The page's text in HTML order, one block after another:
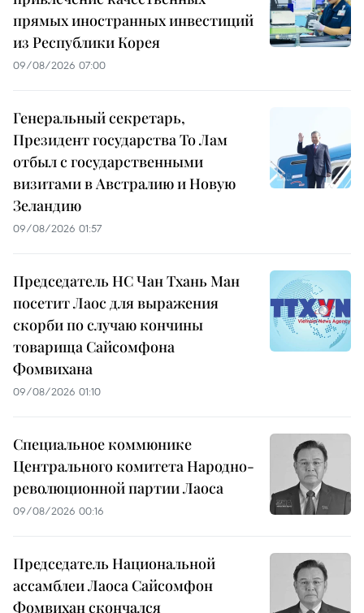
прямых иностранных инвестиций
из Республики Корея
09/08/2026 07:00
Генеральный секретарь,
Президент государства То Лам
отбыл с государственными
визитами в Австралию и Новую
Зеландию
09/08/2026 01:57
Председатель НС Чан Тхань Ман
посетит Лаос для выражения
скорби по случаю кончины
товарища Сайсомфона
Фомвихана
09/08/2026 01:10
Специальное коммюнике
Центрального комитета Народно-
революционной партии Лаоса
09/08/2026 00:16
Председатель Национальной
ассамблеи Лаоса Сайсомфон
Фомвихан скончался